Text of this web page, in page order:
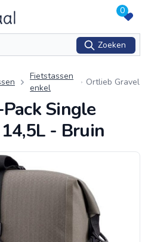
0
Zoeken
Fietstassen
enkel
Ortlieb Gravel
Fietstas QL3.
1 14,5L - Brui
n
Single
- Bruin